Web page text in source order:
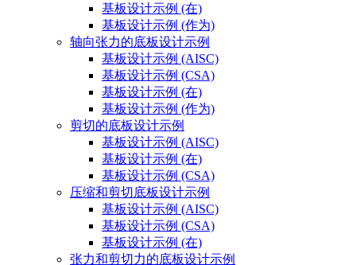
基板设计示例 (在)
基板设计示例 (作为)
轴向张力的底板设计示例
基板设计示例 (AISC)
基板设计示例 (CSA)
基板设计示例 (在)
基板设计示例 (作为)
剪切的底板设计示例
基板设计示例 (AISC)
基板设计示例 (在)
基板设计示例 (CSA)
压缩和剪切底板设计示例
基板设计示例 (AISC)
基板设计示例 (CSA)
基板设计示例 (在)
张力和剪切力的底板设计示例